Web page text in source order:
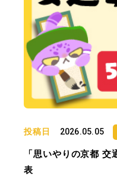
投稿日 2026.05.05
「思いやりの京都
表